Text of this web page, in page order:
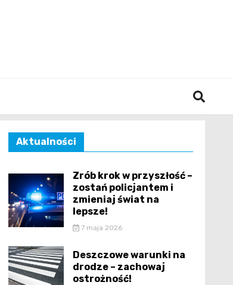
Aktualności
Zrób krok w przyszłość –
zostań policjantem i
zmieniaj świat na
lepsze!
7 maja 2026
Deszczowe warunki na
drodze – zachowaj
ostrożność!